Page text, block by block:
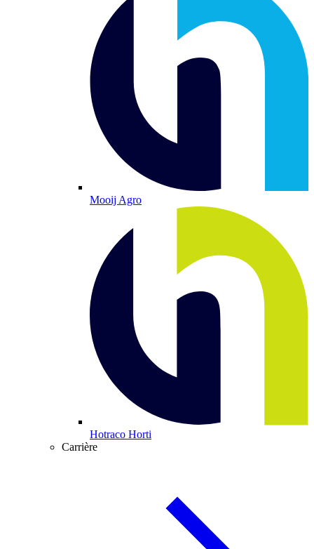
Mooij Agro
Hotraco Horti
Carrière